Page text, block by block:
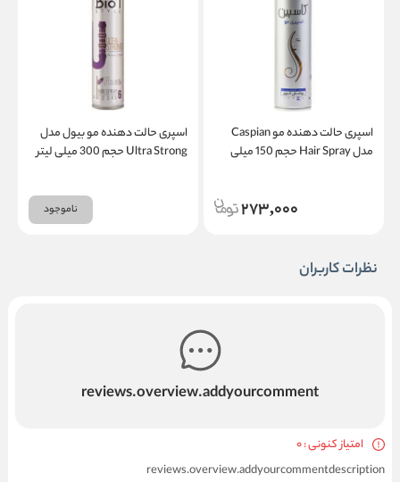
اسپری حالت دهنده مو Caspian
مدل Hair Spray حجم 150 میلی
273,000
اسپری حالت دهنده مو بیول مدل
Ultra Strong حجم 300 میلی لیتر
ناموجود
نظرات کاربران
reviews.overview.addyourcomment
امتیاز کنونی : 0
reviews.overview.addyourcommentdescription